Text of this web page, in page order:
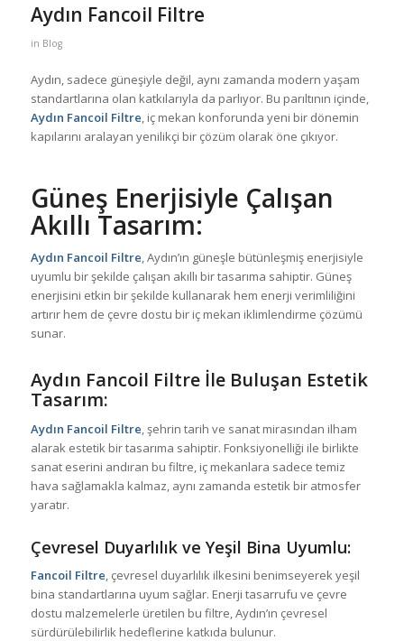
Aydın Fancoil Filtre
in Blog
Aydın, sadece güneşiyle değil, aynı zamanda modern yaşam
standartlarına olan katkılarıyla da parlıyor. Bu parıltının içinde,
Aydın Fancoil Filtre, iç mekan konforunda yeni bir dönemin
kapılarını aralayan yenilikçi bir çözüm olarak öne çıkıyor.
Güneş Enerjisiyle Çalışan
Akıllı Tasarım:
Aydın Fancoil Filtre, Aydın’ın güneşle bütünleşmiş enerjisiyle
uyumlu bir şekilde çalışan akıllı bir tasarıma sahiptir. Güneş
enerjisini etkin bir şekilde kullanarak hem enerji verimliliğini
artırır hem de çevre dostu bir iç mekan iklimlendirme çözümü
sunar.
Aydın Fancoil Filtre İle Buluşan Estetik
Tasarım:
Aydın Fancoil Filtre, şehrin tarih ve sanat mirasından ilham
alarak estetik bir tasarıma sahiptir. Fonksiyonelliği ile birlikte
sanat eserini andıran bu filtre, iç mekanlara sadece temiz
hava sağlamakla kalmaz, aynı zamanda estetik bir atmosfer
yaratır.
Çevresel Duyarlılık ve Yeşil Bina Uyumlu:
Fancoil Filtre, çevresel duyarlılık ilkesini benimseyerek yeşil
bina standartlarına uyum sağlar. Enerji tasarrufu ve çevre
dostu malzemelerle üretilen bu filtre, Aydın’ın çevresel
sürdürülebilirlik hedeflerine katkıda bulunur.